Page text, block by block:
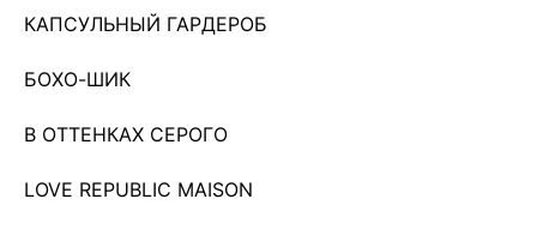
КАПСУЛЬНЫЙ ГАРДЕРОБ
БОХО-ШИК
В ОТТЕНКАХ СЕРОГО
LOVE REPUBLIC MAISON
БЛУЗКА ИЗ ЖАККАРДА С ОБОРКАМИ
КОЛЛЕКЦИЯ СТУДИО